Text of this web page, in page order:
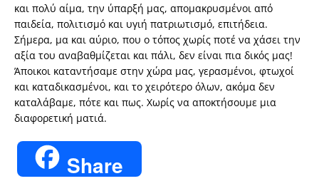
και πολύ αίμα, την ύπαρξή μας, απομακρυσμένοι από
παιδεία, πολιτισμό και υγιή πατριωτισμό, επιτήδεια.
Σήμερα, μα και αύριο, που ο τόπος χωρίς ποτέ να χάσει την
αξία του αναβαθμίζεται και πάλι, δεν είναι πια δικός μας!
Άποικοι καταντήσαμε στην χώρα μας, γερασμένοι, φτωχοί
και καταδικασμένοι, και το χειρότερο όλων, ακόμα δεν
καταλάβαμε, πότε και πως. Χωρίς να αποκτήσουμε μια
διαφορετική ματιά.
Share